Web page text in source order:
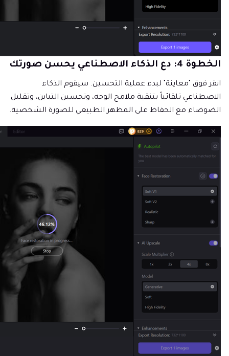
الخطوة 4: دع الذكاء الاصطناعي يحسن صورتك
انقر فوق "معاينة" لبدء عملية التحسين. سيقوم الذكاء
الاصطناعي تلقائياً بتنقية ملامح الوجه، وتحسين التباين، وتقليل
الضوضاء مع الحفاظ على المظهر الطبيعي للصورة الشخصية.